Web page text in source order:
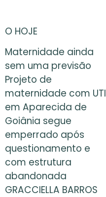
O HOJE
Maternidade ainda
sem uma previsão
Projeto de
maternidade com UTI
em Aparecida de
Goiânia segue
emperrado após
questionamento e
com estrutura
abandonada
GRACCIELLA BARROS